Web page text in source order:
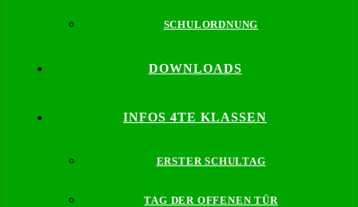
SCHULORDNUNG
DOWNLOADS
INFOS 4TE KLASSEN
ERSTER SCHULTAG
TAG DER OFFENEN TÜR